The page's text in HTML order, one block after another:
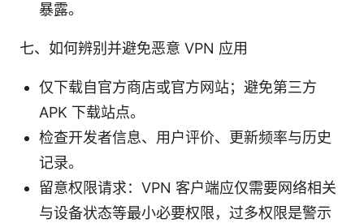
暴露。
七、如何辨别并避免恶意 VPN 应用
仅下载自官方商店或官方网站；避免第三方
APK 下载站点。
检查开发者信息、用户评价、更新频率与历史
记录。
留意权限请求：VPN 客户端应仅需要网络相关
与设备状态等最小必要权限，过多权限是警示